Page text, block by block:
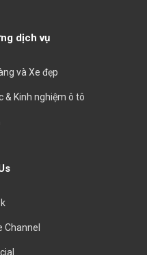
dịch vụ
và Xe đẹp
& Kinh nghiệm ô tô
Channel